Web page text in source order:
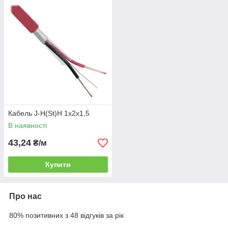
Кабель J-H(St)H 1x2x1,5
В наявності
43,24 ₴/м
Купити
Про нас
80% позитивних з 48 відгуків за рік